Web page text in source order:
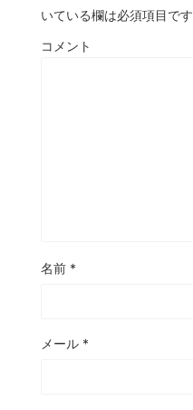
いている欄は必須項目です
コメント
名前 *
メール *